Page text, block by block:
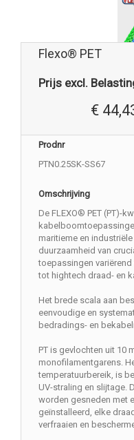
Flexo® PET
Prijs excl.
€
Prodnr
PTN0.25SK-SS67
Omschrijving
De FLEXO® PET (PT)-
maritieme en
duurzaamheid van
toepassingen
tot hightech draad- en
Het brede scala aan
eenvoudige en
bedradings- en
PT is gevlochten uit 10
monofilamentgarens.
temperatuurbereik, is
UV-straling en slijtage.
worden gesneden met
geïnstalleerd, elke
verfraaien en